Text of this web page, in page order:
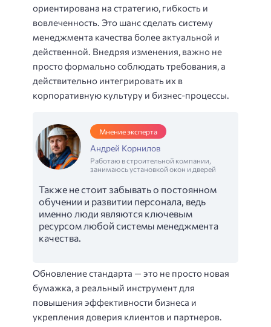
ориентирована на стратегию, гибкость и
вовлеченность. Это шанс сделать систему
менеджмента качества более актуальной и
действенной. Внедряя изменения, важно не
просто формально соблюдать требования, а
действительно интегрировать их в
корпоративную культуру и бизнес-процессы.
Мнение эксперта
Андрей Корнилов
Работаю в строительной компании,
занимаюсь установкой окон и дверей
Также не стоит забывать о постоянном
обучении и развитии персонала, ведь
именно люди являются ключевым
ресурсом любой системы менеджмента
качества.
Обновление стандарта — это не просто новая
бумажка, а реальный инструмент для
повышения эффективности бизнеса и
укрепления доверия клиентов и партнеров.